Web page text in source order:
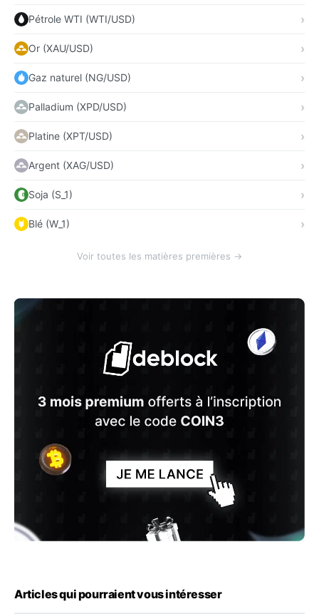
Pétrole WTI (WTI/USD)
Or (XAU/USD)
Gaz naturel (NG/USD)
Palladium (XPD/USD)
Platine (XPT/USD)
Argent (XAG/USD)
Soja (S_1)
Blé (W_1)
Voir toutes les matières premières →
Articles qui pourraient vous intéresser